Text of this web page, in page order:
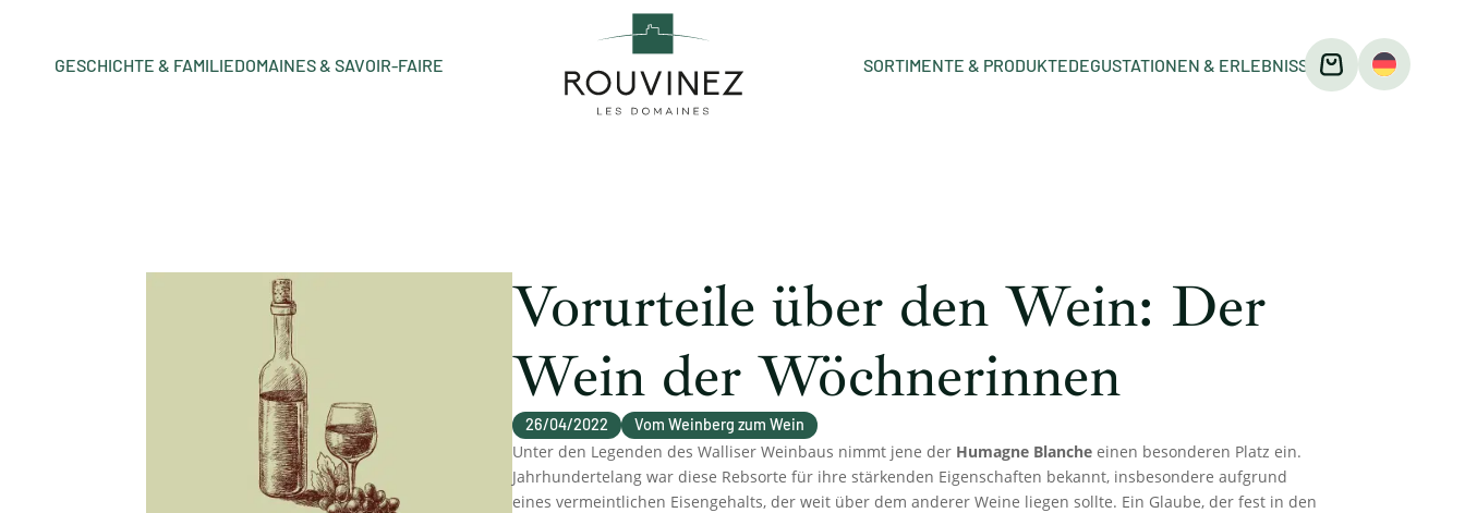
GESCHICHTE & FAMILIEDOMAINES & SAVOIR-FAIRE SORTIMENTE & PRODUKTEDEGUSTATIONEN & ERLEBNISSE
Vorurteile über den Wein: Der
Wein der Wöchnerinnen
26/04/2022 Vom Weinberg zum Wein
Unter den Legenden des Walliser Weinbaus nimmt jene der Humagne Blanche einen besonderen Platz ein.
Jahrhundertelang war diese Rebsorte für ihre stärkenden Eigenschaften bekannt, insbesondere aufgrund
eines vermeintlichen Eisengehalts, der weit über dem anderer Weine liegen sollte. Ein Glaube, der fest in den